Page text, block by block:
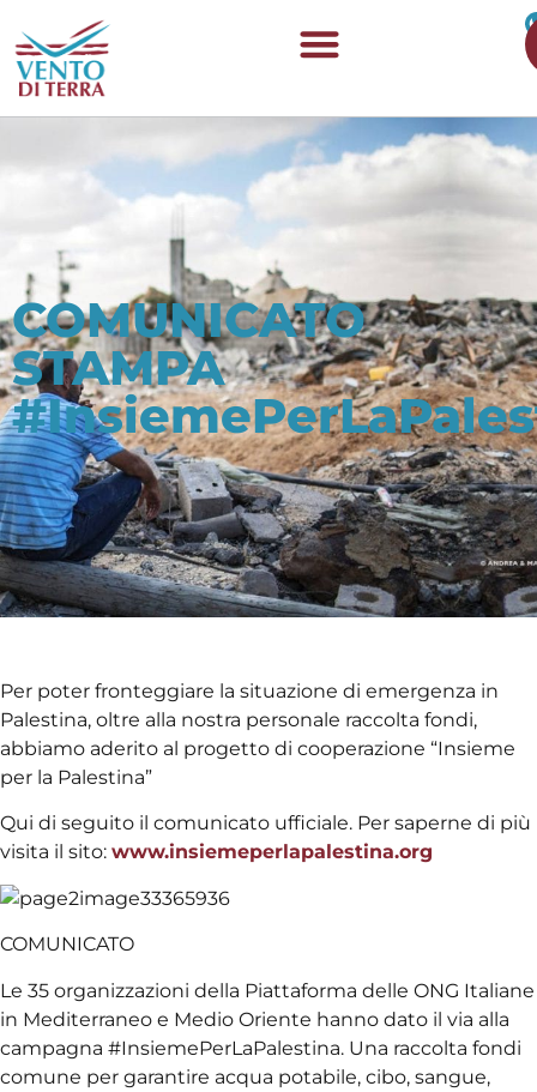
COMUNICATO
STAMPA
Per poter fronteggiare la situazione di emergenza in
Palestina, oltre alla nostra personale raccolta fondi,
abbiamo aderito al progetto di cooperazione “Insieme
per la Palestina”
Qui di seguito il comunicato ufficiale. Per saperne di più
visita il sito: www.insiemeperlapalestina.org
COMUNICATO
Le 35 organizzazioni della Piattaforma delle ONG Italiane
in Mediterraneo e Medio Oriente hanno dato il via alla
campagna #InsiemePerLaPalestina. Una raccolta fondi
comune per garantire acqua potabile, cibo, sangue,